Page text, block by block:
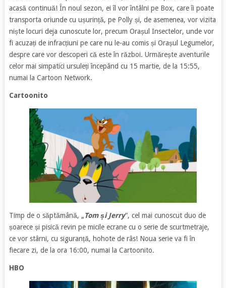
acasă continuă! În noul sezon, ei îl vor întâlni pe Box, care îi poate
transporta oriunde cu ușurință, pe Polly și, de asemenea, vor vizita
niște locuri deja cunoscute lor, precum Orașul Insectelor, unde vor
fi acuzați de infracțiuni pe care nu le-au comis și Orașul Legumelor,
despre care vor descoperi că este în război. Urmărește aventurile
celor mai simpatici ursuleți începând cu 15 martie, de la 15:55,
numai la Cartoon Network.
Cartoonito
Timp de o săptămână, „Tom și Jerry”, cel mai cunoscut duo de
șoarece și pisică revin pe micile ecrane cu o serie de scurtmetraje,
ce vor stârni, cu siguranță, hohote de râs! Noua serie va fi în
fiecare zi, de la ora 16:00, numai la Cartoonito.
HBO